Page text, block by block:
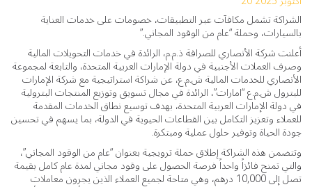
الشراكة تشمل مكافآت عبر التطبيقات، خصومات على خدمات العناية
بالسيارات، وحملة “عام من الوقود المجاني.”
أعلنت شركة الأنصاري للصرافة ذ.م.م، الرائدة في خدمات التحويلات المالية
وصرف العملات الأجنبية في دولة الإمارات العربية المتحدة، والتابعة لمجموعة
الأنصاري للخدمات المالية ش.م.ع، عن شراكة استراتيجية مع شركة الإمارات
للبترول ش.م.ع “امارات”، الرائدة في مجال تسويق وتوزيع المنتجات البترولية
في دولة الإمارات العربية المتحدة، بهدف توسيع نطاق الخدمات المقدمة
للعملاء وتعزيز التكامل بين القطاعات الحيوية في الدولة، بما يسهم في تحسين
جودة الحياة وتوفير حلول عملية ومبتكرة.
وتتضمن هذه الشراكة إطلاق حملة ترويجية بعنوان “عام من الوقود المجاني”،
والتي تمنح فائزاً واحداً فرصة الحصول على وقود مجاني لمدة عام كامل بقيمة
تصل إلى 10,000 درهم، وهي متاحة لجميع العملاء الذين يجرون معاملات